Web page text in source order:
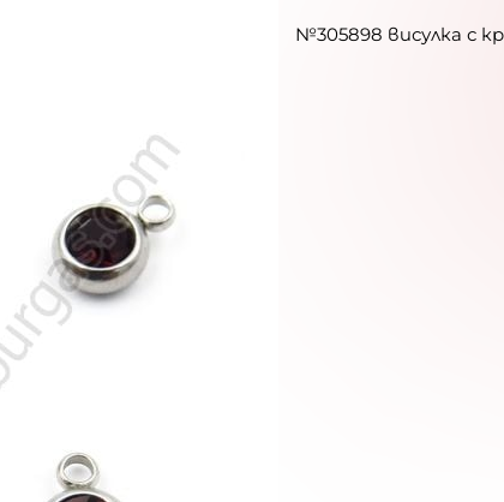
№305898 висулка с